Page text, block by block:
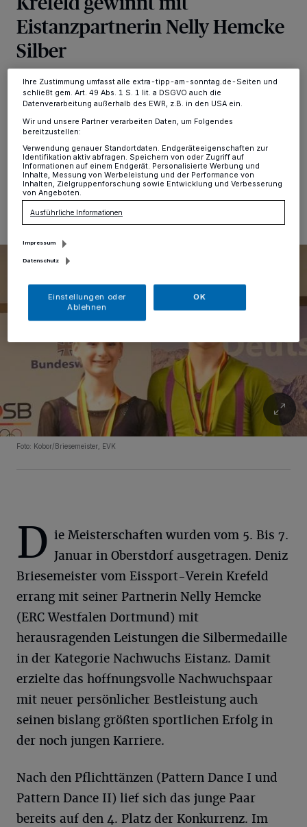
Eistanzpartnerin Nelly Hemcke
Silber
Der 14-jährige Krefelder Deniz Briesemeister hat mit
seiner Eistanzpartnerin Nelly Hemcke aus Dortmund
sensationell die Silbermedaille gewonnen.
08.01.2023 , 11:48 Uhr Eine Minute Lesezeit
Foto: Kobor/Briesemeister, EVK
D ie Meisterschaften wurden vom 5. Bis 7.
Januar in Oberstdorf ausgetragen. Deniz
Briesemeister vom Eissport-Verein Krefeld
errang mit seiner Partnerin Nelly Hemcke
(ERC Westfalen Dortmund) mit
herausragenden Leistungen die Silbermedaille
in der Kategorie Nachwuchs Eistanz. Damit
erzielte das hoffnungsvolle Nachwuchspaar
mit neuer persönlicher Bestleistung auch
seinen bislang größten sportlichen Erfolg in
der noch jungen Karriere.
Nach den Pflichttänzen (Pattern Dance I und
Pattern Dance II) lief sich das junge Paar
bereits auf den 4. Platz der Konkurrenz. Im
Anzeigen möglicherweise nicht mehr so relevant für Sie. Sie können
dieses Menü jederzeit wieder aufrufen, um Ihre Einstellungen zu
ändern oder Ihre Einwilligung zu widerrufen, indem Sie auf den Link
Einstellungen oder Ablehnen am unteren Rand der Webseite klicken.
Ihre Einstellungen gelten innerhalb unseres Website. Weitere
Ihre Zustimmung umfasst alle extra-tipp-am-sonntag.de-Seiten und
schließt gem. Art. 49 Abs. 1 S. 1 lit. a DSGVO auch die
Datenverarbeitung außerhalb des EWR, z.B. in den USA ein.
Wir und unsere Partner verarbeiten Daten, um Folgendes
bereitzustellen:
Verwendung genauer Standortdaten. Endgeräteeigenschaften zur
Identifikation aktiv abfragen. Speichern von oder Zugriff auf
Informationen auf einem Endgerät. Personalisierte Werbung und
Inhalte, Messung von Werbeleistung und der Performance von
Inhalten, Zielgruppenforschung sowie Entwicklung und Verbesserung
von Angeboten.
Ausführliche Informationen
Impressum
Datenschutz
Einstellungen oder
Ablehnen
OK